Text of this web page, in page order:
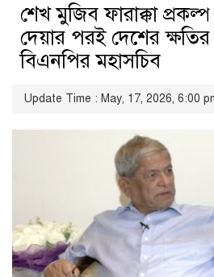
শেখ মুজিব ফারাক্কা
দেয়ার পরই দেশের ক্ষতির
বিএনপির মহাসচিব
Update Time : May, 17, 2026, 6:00